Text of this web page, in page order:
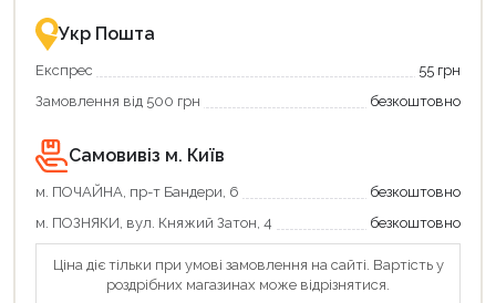
зручно
та
державною
підтримкою!
Укр Пошта
Експрес
55 грн
Замовлення від 500 грн
безкоштовно
Самовивіз м. Київ
м. ПОЧАЙНА, пр-т Бандери, 6
безкоштовно
м. ПОЗНЯКИ, вул. Княжий Затон, 4
безкоштовно
Ціна діє тільки при умові замовлення на сайті. Вартість у
роздрібних магазинах може відрізнятися.